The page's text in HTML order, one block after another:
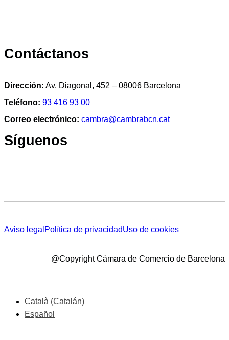
Contáctanos
Dirección: Av. Diagonal, 452 – 08006 Barcelona
Teléfono: 93 416 93 00
Correo electrónico: cambra@cambrabcn.cat
Síguenos
Aviso legal Política de privacidadUso de cookies
@Copyright Cámara de Comercio de Barcelona
Català (Catalán)
Español